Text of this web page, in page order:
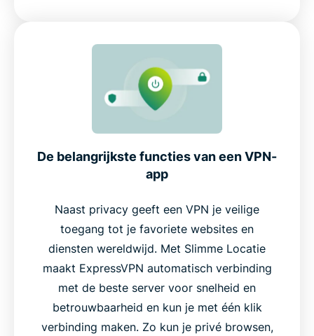
De belangrijkste functies van een VPN-
app
Naast privacy geeft een VPN je veilige
toegang tot je favoriete websites en
diensten wereldwijd. Met Slimme Locatie
maakt ExpressVPN automatisch verbinding
met de beste server voor snelheid en
betrouwbaarheid en kun je met één klik
verbinding maken. Zo kun je privé browsen,